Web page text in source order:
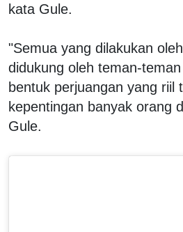
kata Gule.
"Semua yang dilakukan
didukung oleh teman-
bentuk perjuangan yang riil
kepentingan banyak orang
Gule.